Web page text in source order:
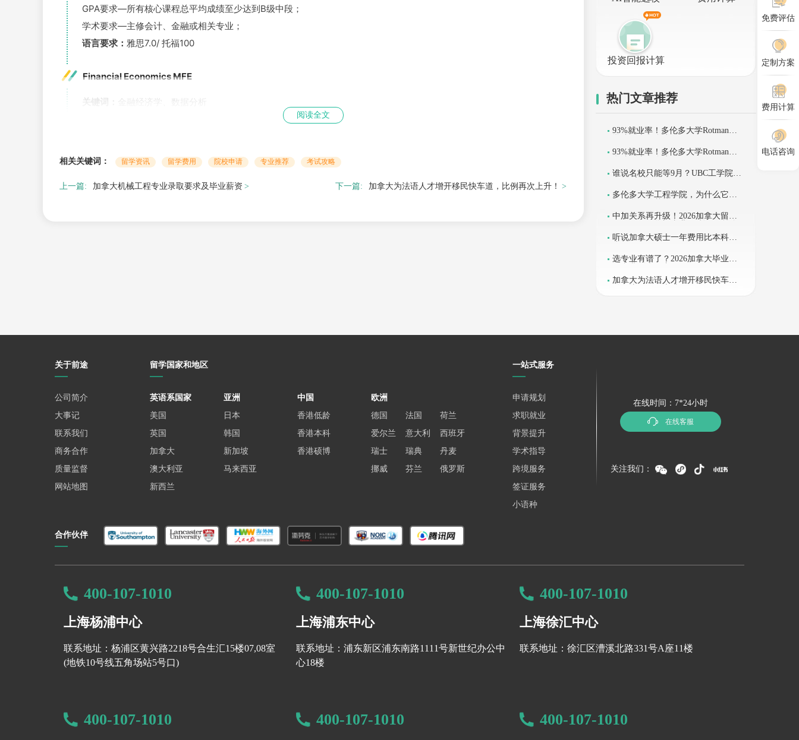
阅读全文
GPA要求—所有核心课程总平均成绩至少达到B级中段；
学术要求—主修会计、金融或相关专业；
语言要求： 雅思7.0/ 托福100
Financial Economics MFE
关键词
金融经济学、数据分析
语言要求：雅思7.0/ 托福100
额外要求：GRE/GMAT
语言要求：雅思7.0/ 托福100
Financial Risk Management MFRM
关键词
金融和量化分析、风险的衡量和管理
GPA要求—等同于多伦多大学B；在本科期间完成大学水平的微积分、线性代数、统计学和/或计量经济学课程（平均成
关键词 ： 金融科技、 可持续金融、金融工程
GPA要求—等同于多伦多大学B；并且在最后两年的成绩至少达到B；
语言要求：雅思7.0/ 托福93
UBC
相关关键词： 留学资讯 留学费用 院校申请 专业推荐 考试攻略
上一篇: 加拿大机械工程专业录取要求及毕业薪资 加拿大为法语人才增开移民快车道，比例再次上升！
下一篇:
投资回报计算
热门文章推荐
93%就业率！多伦多大学Rotman商
93%就业率！多伦多大学Rotman商
谁说名校只能等9月？UBC工学院开
多伦多大学工程学院，为什么它是
中加关系再升级！2026加拿大留学
解析
听说加拿大硕士一年费用比本科
选专业有谱了？2026加拿大毕业工
加拿大为法语人才增开移民快车
免费评估
定制方案
费用计算
电话咨询
关于前途
公司简介
大事记
联系我们
商务合作
质量监督
网站地图
留学国家和地区
英语系国家
美国
英国
加拿大
澳大利亚
新西兰
亚洲
日本
韩国
新加坡
马来西亚
中国
香港低龄
香港本科
香港硕博
欧洲
德国
法国
荷兰
爱尔兰
意大利
西班牙
瑞士
瑞典
丹麦
挪威
芬兰 俄罗斯
一站式服务
申请规划
求职就业
背景提升
学术指导
跨境服务
签证服务
小语种
在线时间：7*24小时
在线客服
关注我们：
合作伙伴
400-107-1010
上海杨浦中心
联系地址：杨浦区黄兴路2218号合生汇15楼07,08室
(地铁10号线五角场站5号口)
400-107-1010
上海浦东中心
联系地址：浦东新区浦东南路1111号新世纪办公中
心18楼
400-107-1010
上海徐汇中心
联系地址：徐汇区漕溪北路331号A座11楼
400-107-1010 400-107-1010 400-107-1010